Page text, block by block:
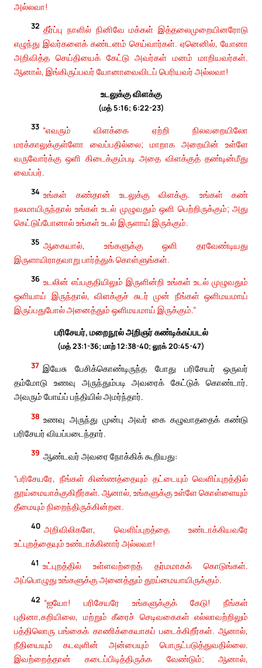
அல்லவா!
32 தீர்ப்பு நாளில் நினிவே மக்கள் இத்தலைமுறையினரோடு
எழுந்து இவர்களைக் கண்டனம் செய்வார்கள். ஏனெனில், யோனா
அறிவித்த செய்தியைக் கேட்டு அவர்கள் மனம் மாறியவர்கள்.
ஆனால், இங்கிருப்பவர் யோனாவைவிடப் பெரியவர் அல்லவா!
உடலுக்கு விளக்கு
(மத் 5:16; 6:22-23)
33 “எவரும் விளக்கை ஏற்றி நிலவறையிலோ
மரக்காலுக்குள்ளோ வைப்பதில்லை; மாறாக அறையின் உள்ளே
வருவோர்க்கு ஒளி கிடைக்கும்படி அதை விளக்குத் தண்டின்மீது
வைப்பர்.
34 உங்கள் கண்தான் உடலுக்கு விளக்கு. உங்கள் கண்
நலமாயிருந்தால் உங்கள் உடல் முழுவதும் ஒளி பெற்றிருக்கும்; அது
கெட்டுப்போனால் உங்கள் உடல் இருளாய் இருக்கும்.
35 ஆகையால், உங்களுக்கு ஒளி தரவேண்டியது
இருளாயிராதவாறு பார்த்துக் கொள்ளுங்கள்.
36 உடலின் எப்பகுதியிலும் இருளின்றி உங்கள் உடல் முழுவதும்
ஒளியாய் இருந்தால், விளக்குச் சுடர் முன் நீங்கள் ஒளிமயமாய்
இருப்பதுபோல் அனைத்தும் ஒளிமயமாய் இருக்கும்.”
பரிசேயர், மறைநூல் அறிஞர் கண்டிக்கப்படல்
(மத் 23:1-36; மாற் 12:38-40; லூக் 20:45-47)
37 இயேசு பேசிக்கொண்டிருந்த போது பரிசேயர் ஒருவர்
தம்மோடு உணவு அருந்தும்படி அவரைக் கேட்டுக் கொண்டார்.
அவரும் போய்ப் பந்தியில் அமர்ந்தார்.
38 உணவு அருந்து முன்பு அவர் கை கழுவாததைக் கண்டு
பரிசேயர் வியப்படைந்தார்.
39 ஆண்டவர் அவரை நோக்கிக் கூறியது:
“பரிசேயரே, நீங்கள் கிண்ணத்தையும் தட்டையும் வெளிப்புறத்தில்
தூய்மையாக்குகிறீர்கள். ஆனால், உங்களுக்கு உள்ளே கொள்ளையும்
தீமையும் நிறைந்திருக்கின்றன.
40 அறிவிலிகளே, வெளிப்புறத்தை உண்டாக்கியவரே
உட்புறத்தையும் உண்டாக்கினார் அல்லவா!
41 உட்புறத்தில் உள்ளவற்றைத் தர்மமாகக் கொடுங்கள்.
அப்பொழுது உங்களுக்கு அனைத்தும் தூய்மையாயிருக்கும்.
42 “ஐயோ! பரிசேயரே உங்களுக்குக் கேடு! நீங்கள்
புதினா,கறியிலை, மற்றும் கீரைச் செடிவகைகள் எல்லாவற்றிலும்
பத்திலொரு பங்கைக் காணிக்கையாகப் படைக்கிறீர்கள். ஆனால்,
நீதியையும் கடவுளின் அன்பையும் பொருட்படுத்துவதில்லை.
இவற்றைத்தான் கடைப்பிடித்திருக்க வேண்டும்; ஆனால்,